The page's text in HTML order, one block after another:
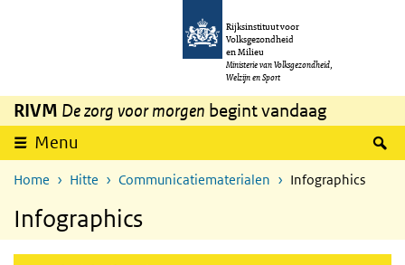
Overslaan en naar de inhoud gaan
Rijksinstituut voor
Volksgezondheid
en Milieu
Ministerie van Volksgezondheid,
Welzijn en Sport
RIVM De zorg voor morgen begint vandaag
Menu
Home Hitte Communicatiematerialen Infographics
Infographics